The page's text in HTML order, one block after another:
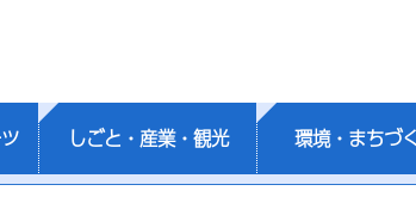
しごと・産業・観光 環境・まちづ